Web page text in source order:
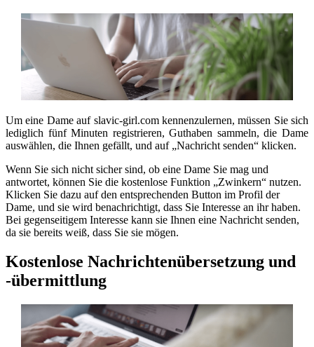
Um eine Dame auf slavic-girl.com kennenzulernen, müssen Sie sich
lediglich fünf Minuten registrieren, Guthaben sammeln, die Dame
auswählen, die Ihnen gefällt, und auf „Nachricht senden“ klicken.
Wenn Sie sich nicht sicher sind, ob eine Dame Sie mag und
antwortet, können Sie die kostenlose Funktion „Zwinkern“ nutzen.
Klicken Sie dazu auf den entsprechenden Button im Profil der
Dame, und sie wird benachrichtigt, dass Sie Interesse an ihr haben.
Bei gegenseitigem Interesse kann sie Ihnen eine Nachricht senden,
da sie bereits weiß, dass Sie sie mögen.
Kostenlose Nachrichtenübersetzung und
-übermittlung